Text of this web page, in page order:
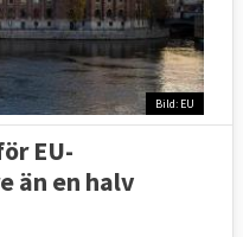
Bild: EU
EU-
än en halv